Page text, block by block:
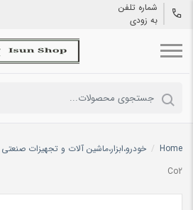
شماره تلفن
به زودی
Home
/ خودرو،ابزار،ماشین آلات و تجهیزات صنعتی
Co2